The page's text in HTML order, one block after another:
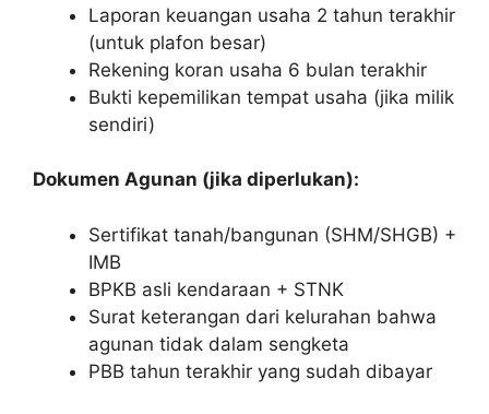
Laporan keuangan usaha 2 tahun terakhir
(untuk plafon besar)
Rekening koran usaha 6 bulan terakhir
Bukti kepemilikan tempat usaha (jika milik
sendiri)
Dokumen Agunan (jika diperlukan):
Sertifikat tanah/bangunan (SHM/SHGB) +
IMB
BPKB asli kendaraan + STNK
Surat keterangan dari kelurahan bahwa
agunan tidak dalam sengketa
PBB tahun terakhir yang sudah dibayar